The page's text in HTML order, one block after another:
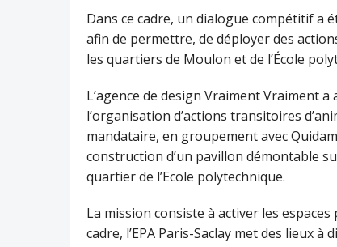
Dans ce cadre, un dialogue compétitif a
afin de permettre, de déployer des
les quartiers de Moulon et de l’École
L’agence de design Vraiment Vraiment
l’organisation d’actions transitoires
mandataire, en groupement avec
construction d’un pavillon démontable
quartier de l’Ecole polytechnique.
La mission consiste à activer les espaces
cadre, l’EPA Paris-Saclay met des lieux